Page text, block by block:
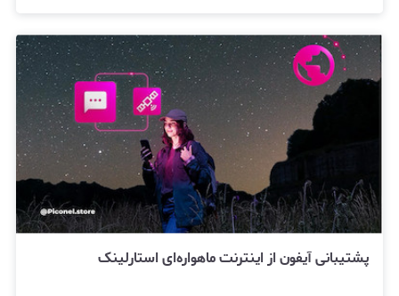
پشتیبانی آیفون از اینترنت ماهواره‌ای استارلینک